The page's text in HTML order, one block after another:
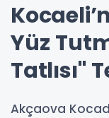
Yüz
Tatlısı"
Akçaova